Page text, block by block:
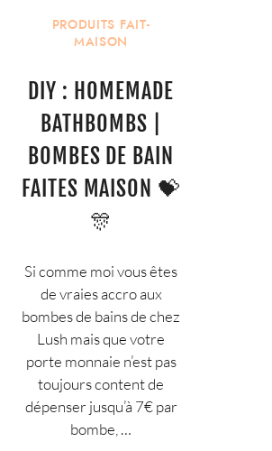
PRODUITS FAIT-
MAISON
DIY : HOMEMADE
BATHBOMBS |
BOMBES DE BAIN
FAITES MAISON 💝
🎊
Si comme moi vous êtes
de vraies accro aux
bombes de bains de chez
Lush mais que votre
porte monnaie n’est pas
toujours content de
dépenser jusqu’à 7€ par
bombe, …